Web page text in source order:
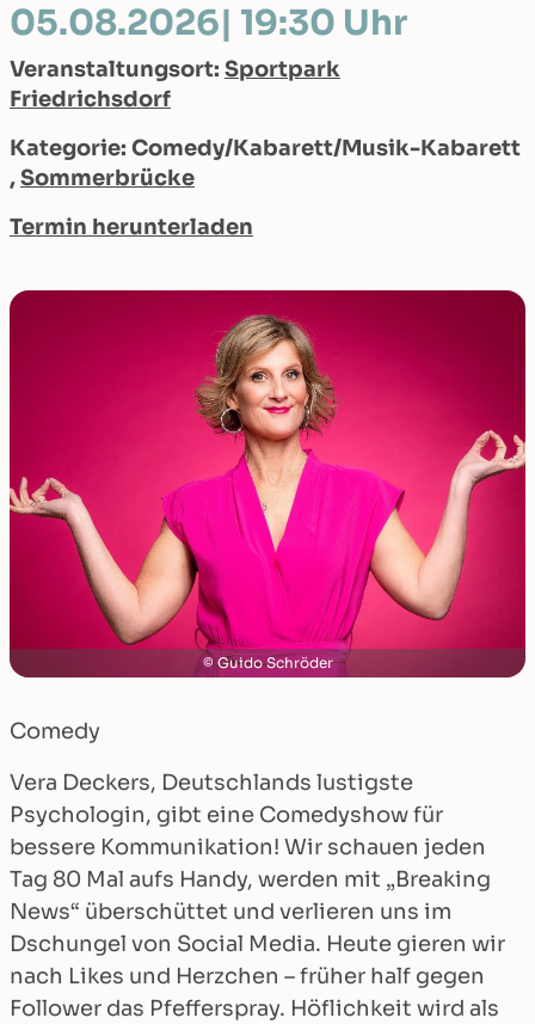
05.08.2026| 19:30 Uhr
Veranstaltungsort: Sportpark
Friedrichsdorf
Kategorie: Comedy/Kabarett/Musik-Kabarett
,Sommerbrücke
Termin herunterladen
Comedy
Vera Deckers, Deutschlands lustigste
Psychologin, gibt eine Comedyshow für
bessere Kommunikation! Wir schauen jeden
Tag 80 Mal aufs Handy, werden mit „Breaking
News“ überschüttet und verlieren uns im
Dschungel von Social Media. Heute gieren wir
nach Likes und Herzchen – früher half gegen
Follower das Pfefferspray. Höflichkeit wird als
Guido Schröder